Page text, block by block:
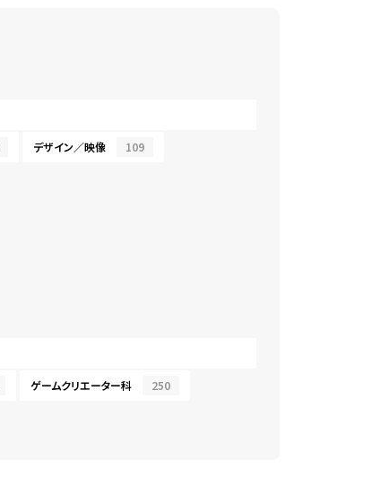
デザイン／映像 109
ゲームクリエーター科 250